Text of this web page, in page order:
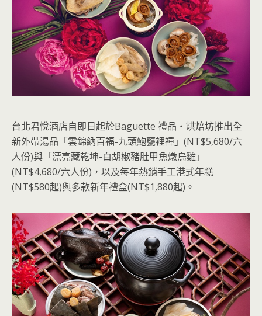
台北君悅酒店自即日起於Baguette 禮品‧烘焙坊推出全
新外帶湯品「雲錦納百福-九頭鮑甕裡禪」(NT$5,680/六
人份)與「漂亮藏乾坤-白胡椒豬肚甲魚燉烏雞」
(NT$4,680/六人份)，以及每年熱銷手工港式年糕
(NT$580起)與多款新年禮盒(NT$1,880起)。